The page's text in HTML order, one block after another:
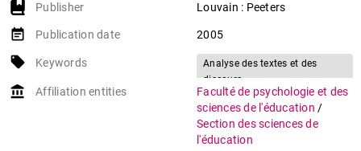
Publisher Louvain : Peeters
event_note Publication date 2005
local_offer Keywords
Analyse des textes et des
discours
Analyse de l'action
account_balance Affiliation entities
Faculté de psychologie et des
sciences de l'éducation /
Section des sciences de
l'éducation